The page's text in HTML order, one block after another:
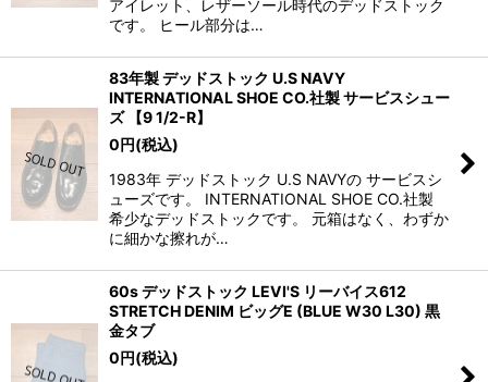
アイレット、レザーソール時代のデッドストック
です。 ヒール部分は…
83年製 デッドストック U.S NAVY
INTERNATIONAL SHOE CO.社製 サービスシュー
ズ 【9 1/2-R】
0円(税込)
1983年 デッドストック U.S NAVYの サービスシ
ューズです。 INTERNATIONAL SHOE CO.社製
希少なデッドストックです。 元箱はなく、わずか
に細かな擦れが…
60s デッドストック LEVI'S リーバイス612
STRETCH DENIM ビッグE (BLUE W30 L30) 黒
金タブ
0円(税込)